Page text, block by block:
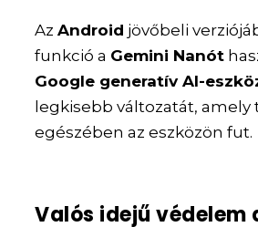
AzAndroid jövőbeli
funkció a Gemini Nanót
Google generatív AI-
legkisebb változatát, amely
egészében az eszközön fut.
Valós idejű védelem